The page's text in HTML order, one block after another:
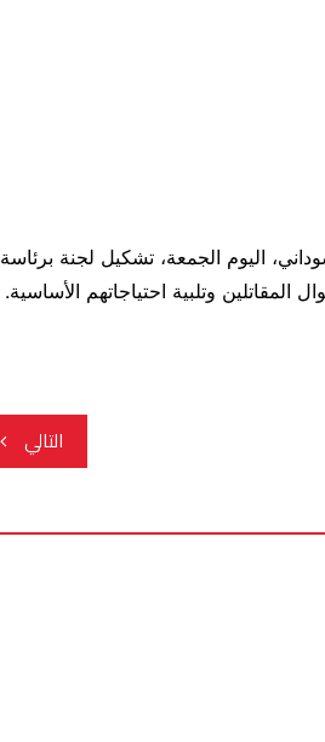
اليوم الجمعة، تشكيل لجنة برئاسة
وتلبية احتياجاتهم الأساسية.
التالي